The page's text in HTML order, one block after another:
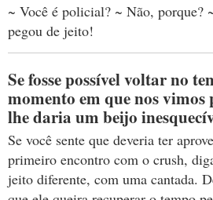
~ Você é policial? ~ Não, porque?
pegou de jeito!
Se fosse possível voltar no
momento em que nos vimos
lhe daria um beijo
Se você sente que deveria ter
primeiro encontro com o crush,
jeito diferente, com uma cantada.